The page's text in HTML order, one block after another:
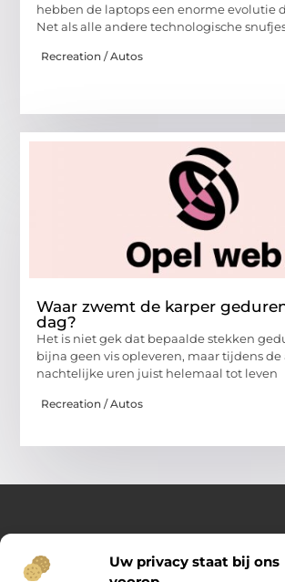
Uw privacy staat bij ons
hebben de laptops een enorme evolutie
Net als alle andere technologische
Recreation / Autos
Waar zwemt de karper
dag?
Het is niet gek dat bepaalde stekken
bijna geen vis opleveren, maar tijdens de
nachtelijke uren juist helemaal tot leven
Recreation / Autos
Over Opelweb
Jouw startpunt voor handige tips en